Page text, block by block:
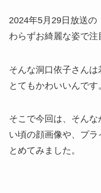
2024年5月29日放送の
わらずお綺麗な姿で注
そんな洞口依子さんは
とてもかわいいんです
そこで今回は、そん
い頃の顔画像や、プ
とめてみました。